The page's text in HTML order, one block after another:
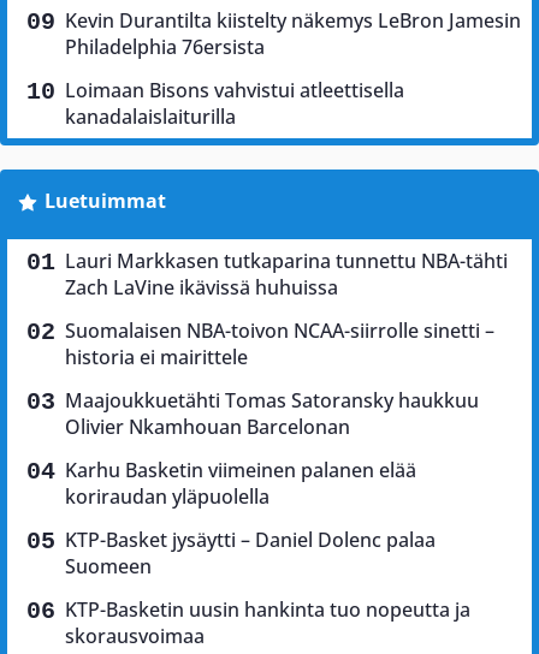
Kevin Durantilta kiistelty näkemys LeBron Jamesin
Philadelphia 76ersista
Loimaan Bisons vahvistui atleettisella
kanadalaislaiturilla
Luetuimmat
Lauri Markkasen tutkaparina tunnettu NBA-tähti
Zach LaVine ikävissä huhuissa
Suomalaisen NBA-toivon NCAA-siirrolle sinetti –
historia ei mairittele
Maajoukkuetähti Tomas Satoransky haukkuu
Olivier Nkamhouan Barcelonan
Karhu Basketin viimeinen palanen elää
koriraudan yläpuolella
KTP-Basket jysäytti – Daniel Dolenc palaa
Suomeen
KTP-Basketin uusin hankinta tuo nopeutta ja
skorausvoimaa